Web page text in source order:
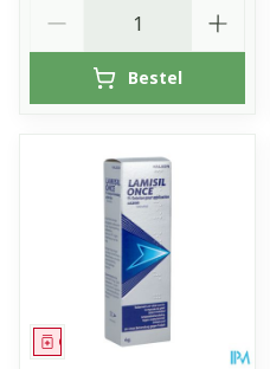
Bestel
Geneesmiddel